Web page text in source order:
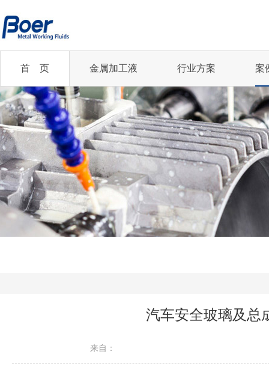
首 页 金属加工液 行业方案 案
乳化切削液
微乳化切削液
合成切削液
切削油
齿轮磨削油
珩磨油
冲压油
更多...
您的行业
精冲行业
凸轮轴行业
齿轮制造行业
航空航天行业
更多...
精冲行业
高端装备制造
国防装备
冲压加工
汽车制造
金属制品加工
通信电子
冶金轧制
更多...
企业新闻
行业资讯
玻尔科技受邀参加南...
汽车安全玻璃及总
来自：